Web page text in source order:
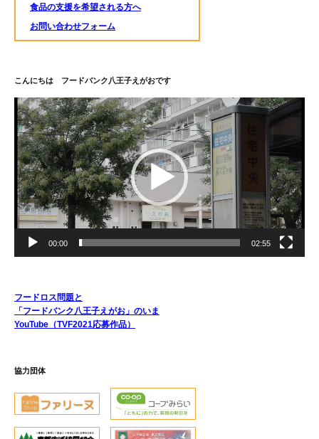
食品の支援を希望される方へ
お問い合わせフォーム
こんにちは フードバンク八王子えがおです
動
画
プ
レ
ー
ヤ
ー
00:00 02:55
フードロス問題と
「フードバンク八王子えがお」のいま
YouTube（TVF2021応募作品）
協力団体